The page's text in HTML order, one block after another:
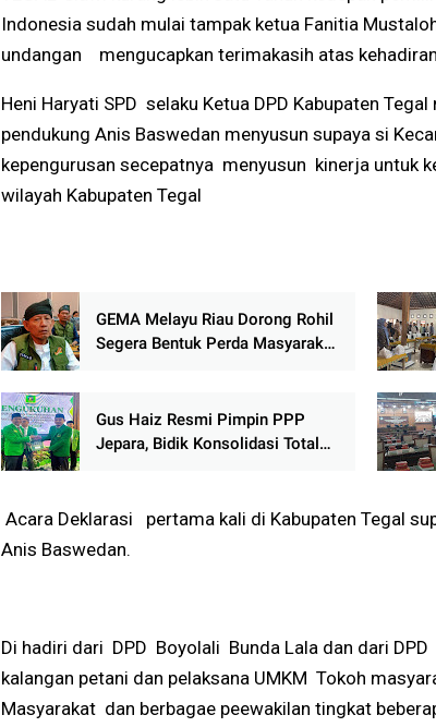
Indonesia sudah mulai tampak ketua Fanitia
undangan mengucapkan terimakasih atas
Heni Haryati SPD selaku Ketua DPD Kabupaten
pendukung Anis Baswedan menyusun supaya si
kepengurusan secepatnya menyusun kinerja untuk
wilayah Kabupaten Tegal
GEMA Melayu Riau Dorong Rohil
Segera Bentuk Perda Masyarakat
RI
Gus Haiz Resmi Pimpin PPP
Jepara, Bidik Konsolidasi Total
Acara Deklarasi pertama kali di Kabupaten Tegal
Anis Baswedan.
Di hadiri dari DPD Boyolali Bunda Lala dan dari
kalangan petani dan pelaksana UMKM Tokoh
Masyarakat dan berbagae peewakilan tingkat